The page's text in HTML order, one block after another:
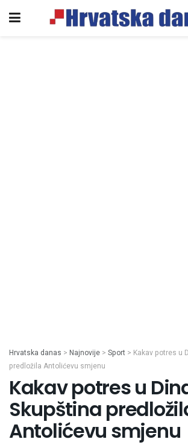
Hrvatska danas > Najnovije > Sport > Kakav potres u
predložila Antolićevu smjenu
Kakav potres u
Skupština
Antolićevu smjenu